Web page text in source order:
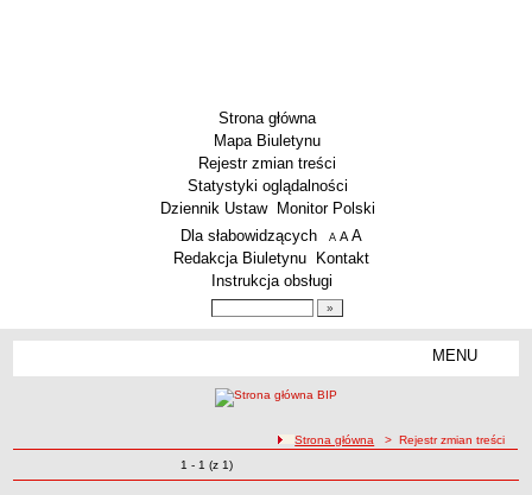
Strona główna
Mapa Biuletynu
Rejestr zmian treści
Statystyki oglądalności
Dziennik Ustaw
Monitor Polski
Menu dodatkowe
Dla słabowidzących A pomniejsz czcionkę
A standardowy rozmiar czcionki
A
Redakcja Biuletynu
Kontakt
Instrukcja obsługi
MENU
ścieżka nawigacji
Strona główna > Rejestr zmian treści
Zmiany o pozycjach
1 - 1 (z 1)